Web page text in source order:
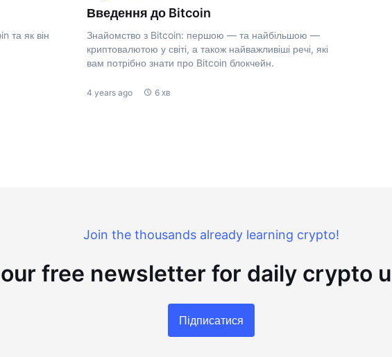
та як він
Введення до Bitcoin
Знайомство з Bitcoin: першою — та найбільшою —
криптовалютою у світі, а також найважливіші речі, які
вам потрібно знати про Bitcoin блокчейн.
4 years ago 6 хв
Join the thousands already learning crypto!
free newsletter for daily crypto
Підписатися